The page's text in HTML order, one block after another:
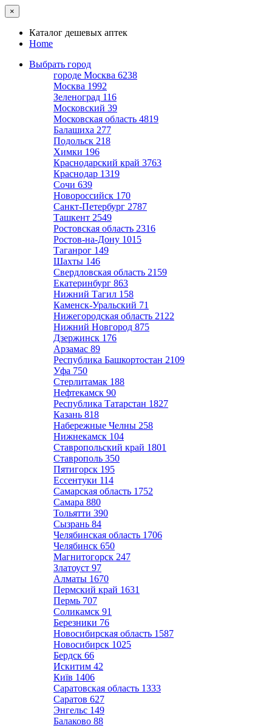
×
Каталог дешевых аптек
Home
Выбрать город
городе Москва 6238
Москва 1992
Зеленоград 116
Московский 39
Московская область 4819
Балашиха 277
Подольск 218
Химки 196
Краснодарский край 3763
Краснодар 1319
Сочи 639
Новороссийск 170
Санкт-Петербург 2787
Ташкент 2549
Ростовская область 2316
Ростов-на-Дону 1015
Таганрог 149
Шахты 146
Свердловская область 2159
Екатеринбург 863
Нижний Тагил 158
Каменск-Уральский 71
Нижегородская область 2122
Нижний Новгород 875
Дзержинск 176
Арзамас 89
Республика Башкортостан 2109
Уфа 750
Стерлитамак 188
Нефтекамск 90
Республика Татарстан 1827
Казань 818
Набережные Челны 258
Нижнекамск 104
Ставропольский край 1801
Ставрополь 350
Пятигорск 195
Ессентуки 114
Самарская область 1752
Самара 880
Тольятти 390
Сызрань 84
Челябинская область 1706
Челябинск 650
Магнитогорск 247
Златоуст 97
Алматы 1670
Пермский край 1631
Пермь 707
Соликамск 91
Березники 76
Новосибирская область 1587
Новосибирск 1025
Бердск 66
Искитим 42
Київ 1406
Саратовская область 1333
Саратов 627
Энгельс 149
Балаково 88